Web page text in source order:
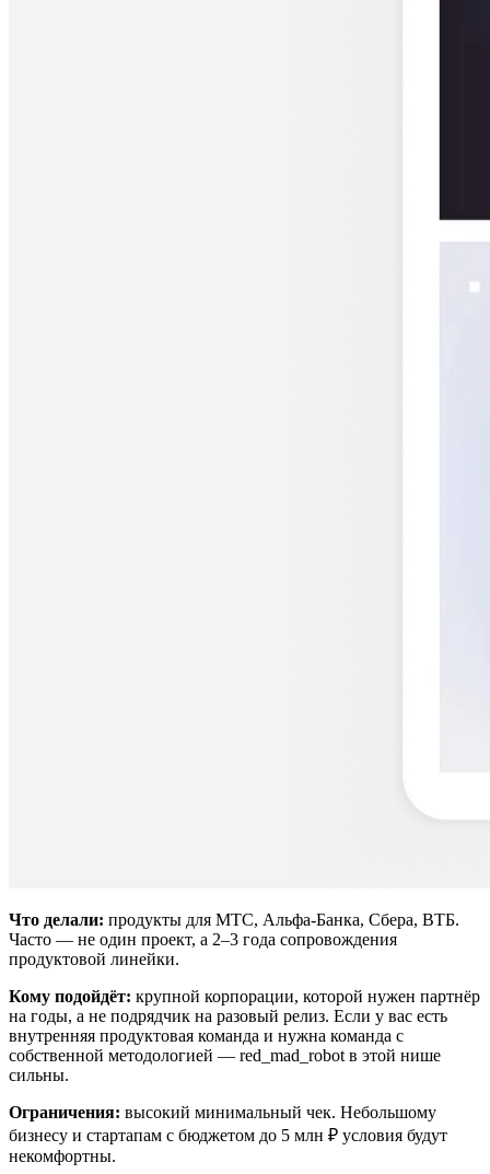
Что делали: продукты для МТС, Альфа-Банка, Сбера, ВТБ.
Часто — не один проект, а 2–3 года сопровождения
продуктовой линейки.
Кому подойдёт: крупной корпорации, которой нужен партнёр
на годы, а не подрядчик на разовый релиз. Если у вас есть
внутренняя продуктовая команда и нужна команда с
собственной методологией — red_mad_robot в этой нише
сильны.
Ограничения: высокий минимальный чек. Небольшому
бизнесу и стартапам с бюджетом до 5 млн ₽ условия будут
некомфортны.